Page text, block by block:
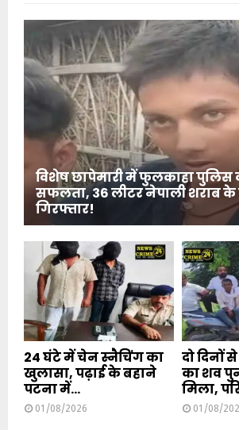
विशेष छापेमारी में फुलकाहा पुलिस
सफलता, 36 लीटर नेपाली शराब के
गिरफ्तार!
24 घंटे में चेन स्नैचिंग का
खुलासा, पढ़ाई के बहाने
पटना में...
01/08/2026
दो दिनों
का शव
मिला,
01/08/